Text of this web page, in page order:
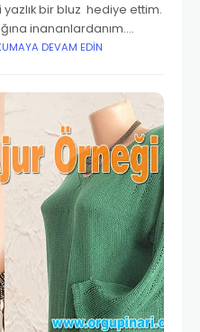
bir bluz hediye ettim.
inananlardanım.
sayesinde çok şık ve
DEVAM EDIN